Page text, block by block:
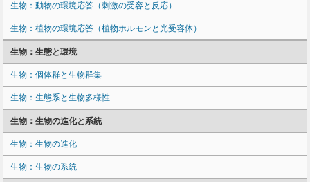
生物：動物の環境応答（刺激の受容と反応）
生物：植物の環境応答（植物ホルモンと光受容体）
生物：生態と環境
生物：個体群と生物群集
生物：生態系と生物多様性
生物：生物の進化と系統
生物：生物の進化
生物：生物の系統